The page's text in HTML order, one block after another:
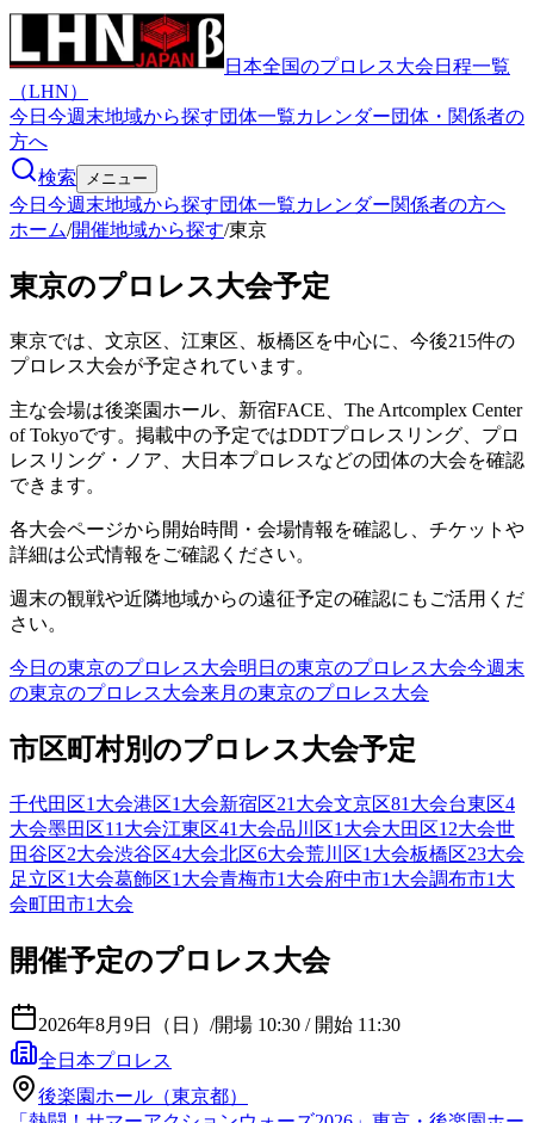
日本全国のプロレス大会日程一覧
（LHN）
今日 今週末地域から探す団体一覧カレンダー団体・関係者の
方へ
検索
メニュー
今日 今週末地域から探す団体一覧カレンダー関係者の方へ
ホーム/開催地域から探す/東京
東京のプロレス大会予定
東京では、文京区、江東区、板橋区を中心に、今後215件の
プロレス大会が予定されています。
主な会場は後楽園ホール、新宿FACE、The Artcomplex Center
of Tokyoです。掲載中の予定ではDDTプロレスリング、プロ
レスリング・ノア、大日本プロレスなどの団体の大会を確認
できます。
各大会ページから開始時間・会場情報を確認し、チケットや
詳細は公式情報をご確認ください。
週末の観戦や近隣地域からの遠征予定の確認にもご活用くだ
さい。
今日の東京のプロレス大会明日の東京のプロレス大会今週末
の東京のプロレス大会来月の東京のプロレス大会
市区町村別のプロレス大会予定
千代田区1 大会港区1 大会新宿区21 大会文京区81 大会台東区4
大会墨田区11 大会江東区41 大会品川区1 大会大田区12大会世
田谷区2大会渋谷区4大会北区6大会荒川区1 大会板橋区23大会
足立区1 大会葛飾区1 大会青梅市1 大会府中市1 大会調布市1 大
会町田市1 大会
開催予定のプロレス大会
2026年8月9日（日） /開場 10:30 / 開始 11:30
全日本プロレス
後楽園ホール（東京都）